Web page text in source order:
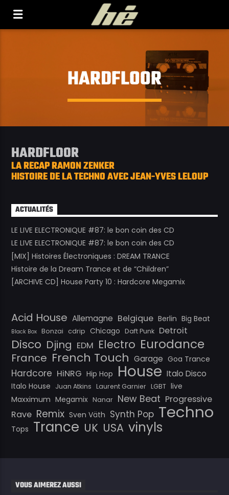
HARDFLOOR
HARDFLOOR
LA RECAP RAMON ZENKER
HISTOIRE DE LA TECHNO AVEC JEAN-YVES LELOUP
ACTUALITÉS
LE LIVE ELECTRONIQUE #87: le bon coin des CD
LE LIVE ELECTRONIQUE #87: le bon coin des CD
[MIX] Histoires Électroniques : DREAM TRANCE
Histoire de la Dream Trance et de “Children”
[ARCHIVE CD] House Party 10 : Hardcore Megamix
Acid House Allemagne Belgique Berlin Big Beat
Black Box Bonzai cdrip Chicago Daft Punk Detroit
Disco Djing EDM Electro Eurodance
France French Touch Garage Goa Trance
Hardcore HiNRG Hip Hop House Italo Disco
Italo House Juan Atkins Laurent Garnier LGBT live
Maxximum Megamix Nanar New Beat Progressive
Rave Remix Sven Väth Synth Pop Techno
Tops Trance UK USA vinyls
VOUS AIMEREZ AUSSI